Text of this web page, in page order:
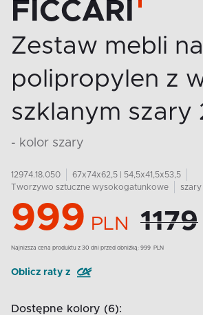
FICCARI
Zestaw mebli
polipropylen z
szklanym szary
- kolor szary
12974.18.050
67x74x62,5 | 54,5x41,5x53,5
Tworzywo sztuczne wysokogatunkowe
szary
999 PLN 1179
Najnizsza cena produktu z 30 dni przed obniżką: 999 PLN
Oblicz raty z
Dostępne kolory (6):